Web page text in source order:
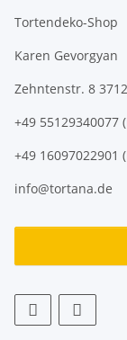
Tortendeko-Shop
Karen Gevorgyan
Zehntenstr. 8
+49 55129340077
+49 16097022901
info@tortana.de